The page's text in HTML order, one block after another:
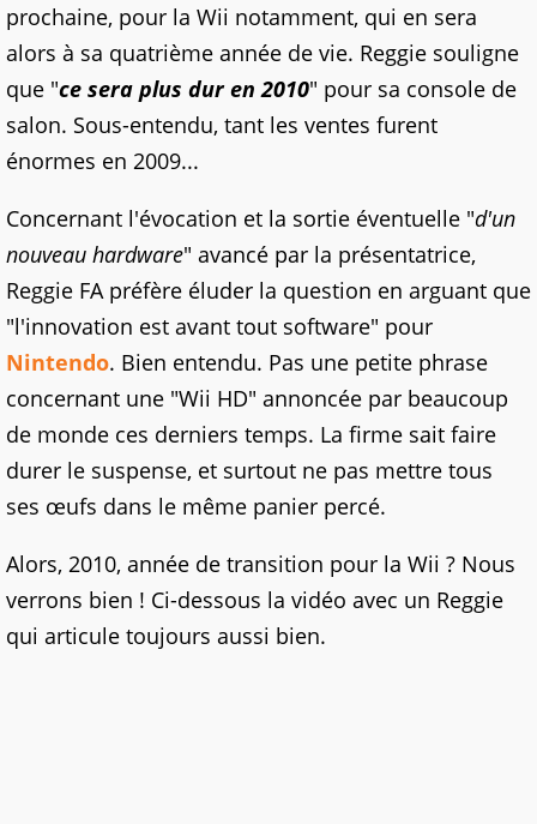
prochaine, pour la Wii notamment, qui en sera
alors à sa quatrième année de vie. Reggie souligne
que "ce sera plus dur en 2010" pour sa console de
salon. Sous-entendu, tant les ventes furent
énormes en 2009...
Concernant l'évocation et la sortie éventuelle "d'un
nouveau hardware" avancé par la présentatrice,
Reggie FA préfère éluder la question en arguant que
"l'innovation est avant tout software" pour
Nintendo. Bien entendu. Pas une petite phrase
concernant une "Wii HD" annoncée par beaucoup
de monde ces derniers temps. La firme sait faire
durer le suspense, et surtout ne pas mettre tous
ses œufs dans le même panier percé.
Alors, 2010, année de transition pour la Wii ? Nous
verrons bien ! Ci-dessous la vidéo avec un Reggie
qui articule toujours aussi bien.